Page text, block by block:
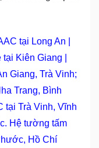
tại Long An
tại Kiên Giang
Giang, Trà Vinh;
Trang, Bình
tại Trà Vinh, Vĩnh
. Hệ tường tấm
Hồ Chí